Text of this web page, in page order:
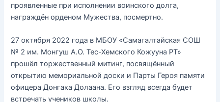
проявленные при исполнении воинского долга,
награждён орденом Мужества, посмертно.
27 октября 2022 года в МБОУ «Самагалтайская СОШ
№ 2 им. Монгуш А.О. Тес-Хемского Кожууна РТ»
прошёл торжественный митинг, посвящённый
открытию мемориальной доски и Парты Героя памяти
офицера Донгака Долаана. Его взгляд всегда будет
встречать учеников школы.